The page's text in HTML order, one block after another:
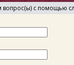
вопрос(ы) с помощью